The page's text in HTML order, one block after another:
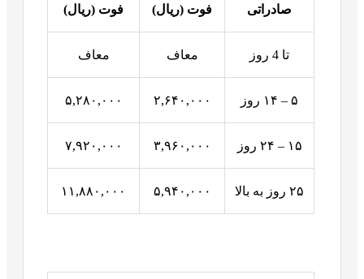
صادراتی فوت (ریال) فوت (ریال)
تا 4 روز معاف معاف
۵ – ۱۴ روز ۲,۶۴۰,۰۰۰ ۵,۲۸۰,۰۰۰
۱۵ – ۲۴ روز ۳,۹۶۰,۰۰۰ ۷,۹۲۰,۰۰۰
۲۵ روز به بالا ۵,۹۴۰,۰۰۰ ۱۱,۸۸۰,۰۰۰